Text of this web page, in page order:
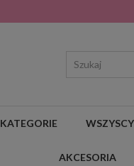
KATEGORIE
AKCESORIA